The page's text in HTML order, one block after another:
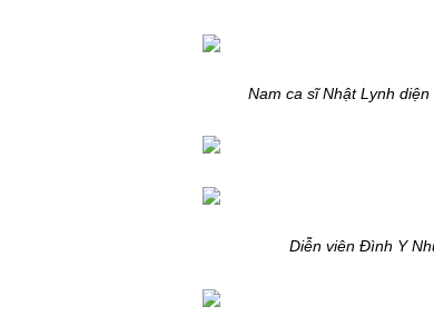
Nam ca sĩ Nhật Lynh
Diễn viên Đình Y